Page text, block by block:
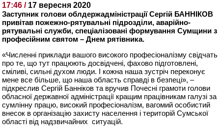
17:46 / 17 вересня 2020
Заступник голови облдержадміністрації Сергій БАННІКОВ
привітав пожежно-рятувальні підрозділи, аварійно-
рятувальні служби, спеціалізовані формування Сумщини з
професійним святом – Днем рятівника.
«Численні приклади вашого високого професіоналізму свідчать
про те, що тут працюють досвідчені, фахово підготовлені,
сміливі, сильні духом люди. І кожна наша зустріч переконує
мене все більше, що наша область справді в безпеці», –
підкреслив Сергій Банніков та вручив Почесні грамоти голови
обласної державної адміністрації кращим працівникам галузі за
сумлінну працю, високий професіоналізм, вагомий особистий
внесок в організацію захисту населення і територій Сумської
області від надзвичайних ситуацій.